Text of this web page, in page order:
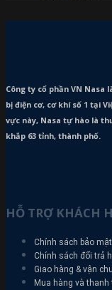
Công ty cổ phần VN Nasa
bị điện cơ, cơ khí số 1 tại
vực này, Nasa tự hào là
khắp 63 tỉnh, thành phố.
HỖ TRỢ KHÁCH
Chính sách bảo mật
Chính sách đổi trả
Giao hàng & vận
Mua hàng và thanh